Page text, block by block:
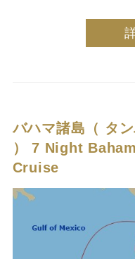
バハマ諸島（ タ
） 7 Night
Cruise